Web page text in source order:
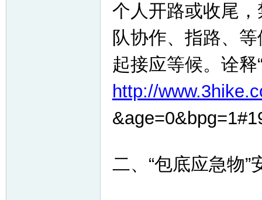
个人开路或收尾
队协作、指路、
起接应等候。诠释
http://
二、“包底应急物”